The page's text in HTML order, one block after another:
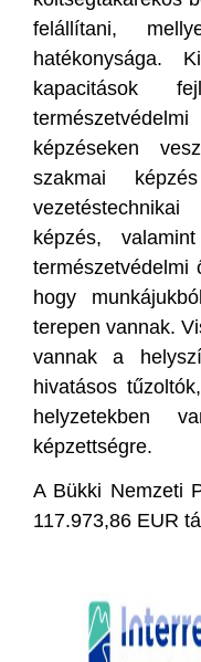
felállítani,
hatékonysága.
kapacitások
képzéseken
szakmai
vezetéstechnikai
képzés,
természetvédelmi
hogy
terepen vannak.
vannak a
hivatásos
helyzetekben
képzettségre.
A Bükki Nemzeti
117.973,86 EUR